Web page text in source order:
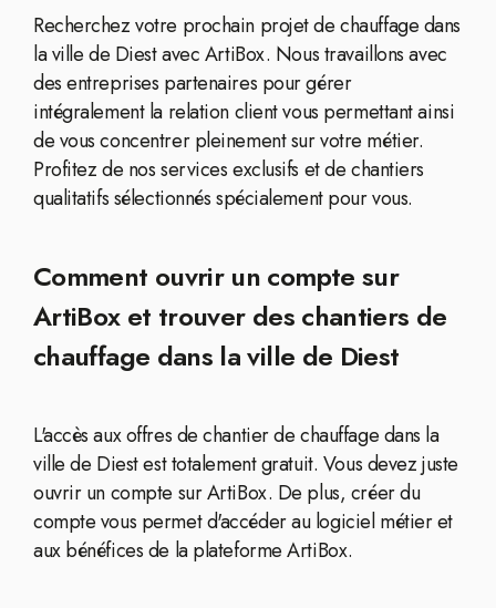
Recherchez votre prochain projet de chauffage dans
la ville de Diest avec ArtiBox. Nous travaillons avec
des entreprises partenaires pour gérer
intégralement la relation client vous permettant ainsi
de vous concentrer pleinement sur votre métier.
Profitez de nos services exclusifs et de chantiers
qualitatifs sélectionnés spécialement pour vous.
Comment ouvrir un compte sur
ArtiBox et trouver des chantiers de
chauffage dans la ville de Diest
L'accès aux offres de chantier de chauffage dans la
ville de Diest est totalement gratuit. Vous devez juste
ouvrir un compte sur ArtiBox. De plus, créer du
compte vous permet d'accéder au logiciel métier et
aux bénéfices de la plateforme ArtiBox.